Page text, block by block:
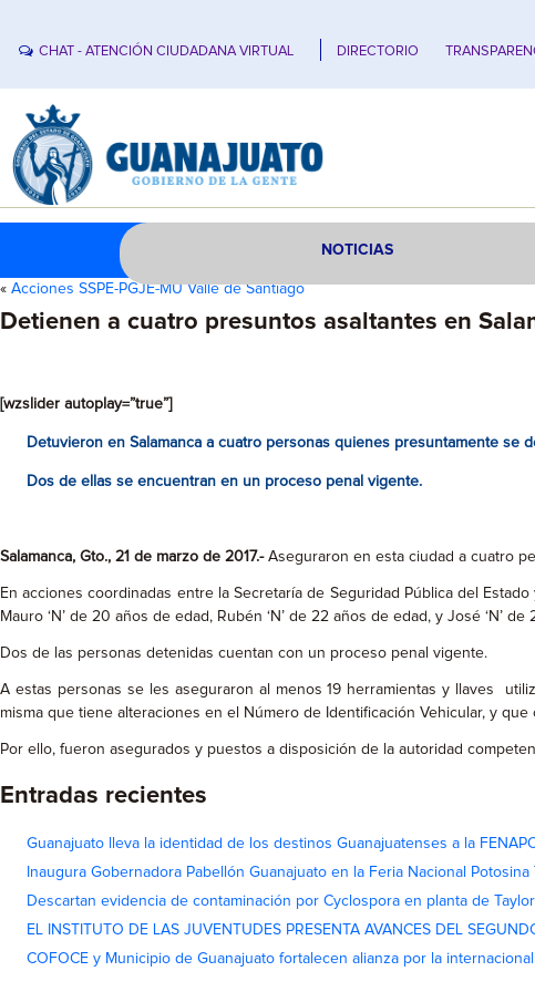
CHAT - ATENCIÓN CIUDADANA VIRTUAL DIRECTORIO
NOTICIAS
« Acciones SSPE-PGJE-MU Valle de Santiago
Detienen a cuatro presuntos asaltantes en
[wzslider autoplay=”true”]
Detuvieron en Salamanca a cuatro personas quienes presuntamente se
Dos de ellas se encuentran en un proceso penal vigente.
Salamanca, Gto., 21 de marzo de 2017.-Aseguraron en esta ciudad a cuatro
En acciones coordinadas entre la Secretaría de Seguridad Pública del
Mauro ‘N’ de 20 años de edad, Rubén ‘N’ de 22 años de edad, y José
Dos de las personas detenidas cuentan con un proceso penal vigente.
A estas personas se les aseguraron al menos 19 herramientas y llaves
misma que tiene alteraciones en el Número de Identificación Vehicular, y
Por ello, fueron asegurados y puestos a disposición de la autoridad
Entradas recientes
Guanajuato lleva la identidad de los destinos Guanajuatenses a la
Inaugura Gobernadora Pabellón Guanajuato en la Feria Nacional Potosina
Descartan evidencia de contaminación por Cyclospora en planta de
EL INSTITUTO DE LAS JUVENTUDES PRESENTA AVANCES DEL
COFOCE y Municipio de Guanajuato fortalecen alianza por la